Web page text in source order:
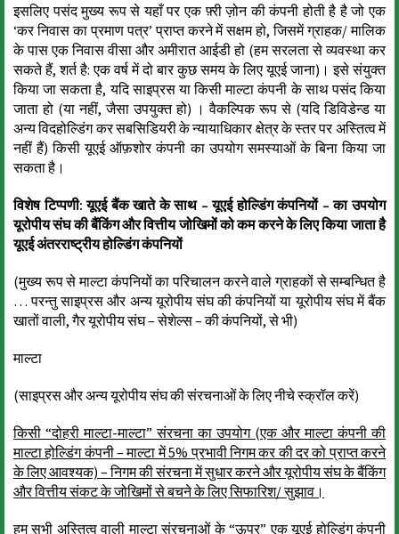
इसलिए पसंद मुख्य रूप से यहाँ पर एक फ़्री ज़ोन की कंपनी होती है है जो एक
‘कर निवास का प्रमाण पत्र’ प्राप्त करने में सक्षम हो, जिसमें ग्राहक/ मालिक
के पास एक निवास वीसा और अमीरात आईडी हो (हम सरलता से व्यवस्था कर
सकते हैं, शर्त है: एक वर्ष में दो बार कुछ समय के लिए यूएई जाना)। इसे संयुक्त
किया जा सकता है, यदि साइप्रस या किसी माल्टा कंपनी के साथ पसंद किया
जाता हो (या नहीं, जैसा उपयुक्त हो) । वैकल्पिक रूप से (यदि डिविडेन्ड या
अन्य विदहोल्डिंग कर सबसिडियरी के न्यायाधिकार क्षेत्र के स्तर पर अस्तित्व में
नहीं हैं) किसी यूएई ऑफ़शोर कंपनी का उपयोग समस्याओं के बिना किया जा
सकता है।
विशेष टिप्पणी: यूएई बैंक खाते के साथ – यूएई होल्डिंग कंपनियों – का उपयोग
यूरोपीय संघ की बैंकिंग और वित्तीय जोखिमों को कम करने के लिए किया जाता है
यूएई अंतरराष्ट्रीय होल्डिंग कंपनियों
(मुख्य रूप से माल्टा कंपनियों का परिचालन करने वाले ग्राहकों से सम्बन्धित है
… परन्तु साइप्रस और अन्य यूरोपीय संघ की कंपनियों या यूरोपीय संघ में बैंक
खातों वाली, गैर यूरोपीय संघ – सेशेल्स – की कंपनियों, से भी)
माल्टा
(साइप्रस और अन्य यूरोपीय संघ की संरचनाओं के लिए नीचे स्क्रॉल करें)
किसी “दोहरी माल्टा-माल्टा” संरचना का उपयोग (एक और माल्टा कंपनी की
माल्टा होल्डिंग कंपनी – माल्टा में 5% प्रभावी निगम कर की दर को प्राप्त करने
के लिए आवश्यक) – निगम की संरचना में सुधार करने और यूरोपीय संघ के बैंकिंग
और वित्तीय संकट के जोखिमों से बचने के लिए सिफारिश/ सुझाव।
हम सभी अस्तित्व वाली माल्टा संरचनाओं के “ऊपर” एक यूएई होल्डिंग कंपनी